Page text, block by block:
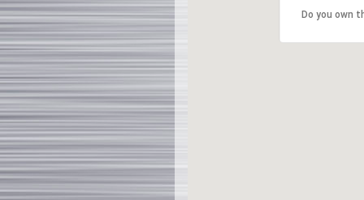
Do you own